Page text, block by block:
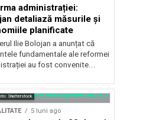
administrației:
detaliază măsurile și
planificate
Ilie Bolojan a anunțat că
fundamentale ale reformei
au fost convenite...
Shutterstock
5 luni ago